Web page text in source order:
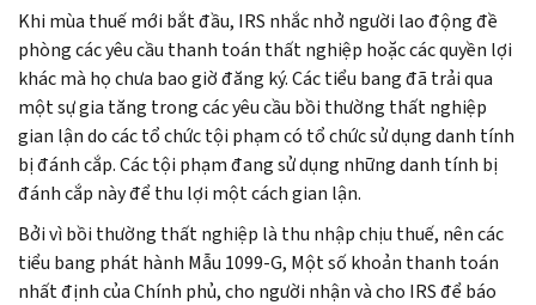
Khi mùa thuế mới bắt đầu, IRS nhắc nhở người lao động đề
phòng các yêu cầu thanh toán thất nghiệp hoặc các quyền lợi
khác mà họ chưa bao giờ đăng ký. Các tiểu bang đã trải qua
một sự gia tăng trong các yêu cầu bồi thường thất nghiệp
gian lận do các tổ chức tội phạm có tổ chức sử dụng danh tính
bị đánh cắp. Các tội phạm đang sử dụng những danh tính bị
đánh cắp này để thu lợi một cách gian lận.
Bởi vì bồi thường thất nghiệp là thu nhập chịu thuế, nên các
tiểu bang phát hành Mẫu 1099-G, Một số khoản thanh toán
nhất định của Chính phủ, cho người nhận và cho IRS để báo